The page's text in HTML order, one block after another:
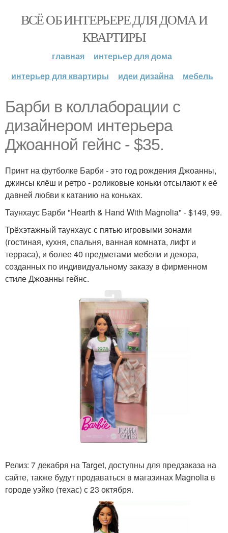
ВСЁ ОБ ИНТЕРЬЕРЕ ДЛЯ ДОМА И
КВАРТИРЫ
главная
интерьер для дома
интерьер для квартиры
идеи дизайна мебель
Барби в коллаборации с
дизайнером интерьера
Джоанной гейнс - $35.
Принт на футболке Барби - это год рождения Джоанны,
джинсы клёш и ретро - роликовые коньки отсылают к её
давней любви к катанию на коньках.
Таунхаус Барби "Hearth & Hand With Magnolia" - $149, 99.
Трёхэтажный таунхаус с пятью игровыми зонами
(гостиная, кухня, спальня, ванная комната, лифт и
терраса), и более 40 предметами мебели и декора,
созданных по индивидуальному заказу в фирменном
стиле Джоанны гейнс.
Релиз: 7 декабря на Target, доступны для предзаказа на
сайте, также будут продаваться в магазинах Magnolia в
городе уэйко (техас) с 23 октября.